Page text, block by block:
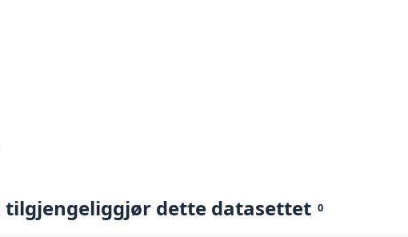
tilgjengeliggjør dette datasettet 0